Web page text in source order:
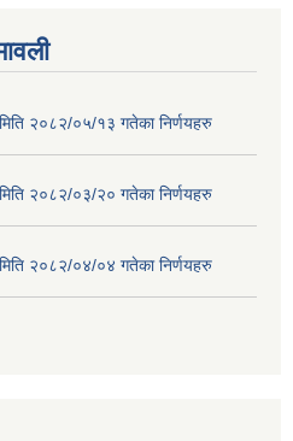
२०८२/०५/१३ गतेका निर्णयहरु
२०८२/०३/२० गतेका निर्णयहरु
२०८२/०४/०४ गतेका निर्णयहरु